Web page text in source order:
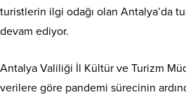
turistlerin ilgi odağı olan Antalya’da
devam ediyor.
Antalya Valiliği İl Kültür ve Turizm
verilere göre pandemi sürecinin